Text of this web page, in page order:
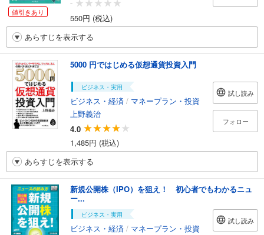
値引きあり
-
550円 (税込)
あらすじを表示する
5000 円ではじめる仮想通貨投資入門
ビジネス・実用
ビジネス・経済 / マネープラン・投資
上野義治
4.0
1,485円 (税込)
試し読み
フォロー
あらすじを表示する
新規公開株（IPO）を狙え！ 初心者でもわかるニュ
ー...
ビジネス・実用
ビジネス・経済 / マネープラン・投資
試し読み